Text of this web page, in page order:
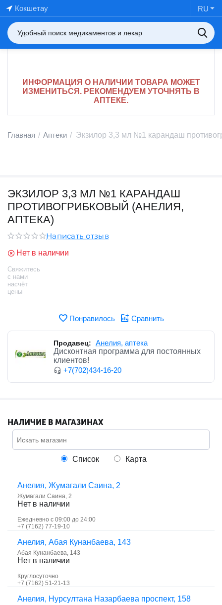
Кокшетау RU
ИНФОРМАЦИЯ О НАЛИЧИИ ТОВАРА МОЖЕТ
ИЗМЕНИТЬСЯ. РЕКОМЕНДУЕМ УТОЧНЯТЬ В
АПТЕКЕ.
Главная / Аптеки / Экзилор 3,3 мл №1 карандаш
ЭКЗИЛОР 3,3 МЛ №1 КАРАНДАШ
ПРОТИВОГРИБКОВЫЙ (АНЕЛИЯ,
АПТЕКА)
Написать отзыв
Нет в наличии
Свяжитесь
с нами
насчёт
цены
Понравилось Сравнить
Продавец:
Анелия, аптека
Дисконтная программа для постоянных
клиентов!
+7(702)434-16-20
НАЛИЧИЕ В МАГАЗИНАХ
Список Карта
Анелия, ​Жумагали Саина, 2
​Жумагали Саина, 2
Нет в наличии
Ежедневно с 09:00 до 24:00
+7 (7162) 77-19-10
Анелия, ​Абая Кунанбаева, 143
​Абая Кунанбаева, 143
Нет в наличии
Круглосуточно
+7 (7162) 51-21-13
Анелия, ​Нурсултана Назарбаева проспект, 158